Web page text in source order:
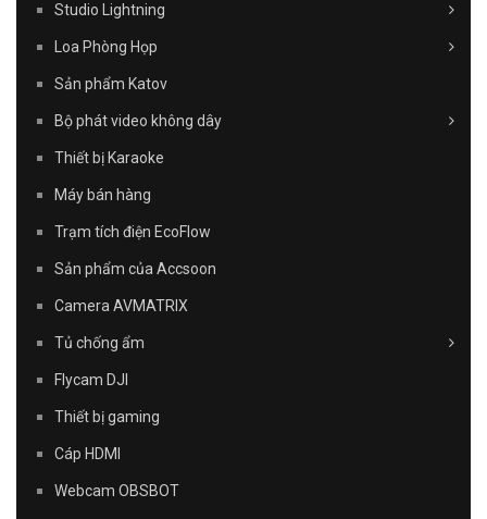
Studio Lightning
Loa Phòng Họp
Sản phẩm Katov
Bộ phát video không dây
Thiết bị Karaoke
Máy bán hàng
Trạm tích điện EcoFlow
Sản phẩm của Accsoon
Camera AVMATRIX
Tủ chống ẩm
Flycam DJI
Thiết bị gaming
Cáp HDMI
Webcam OBSBOT